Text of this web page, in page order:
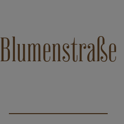
Blumenstraße